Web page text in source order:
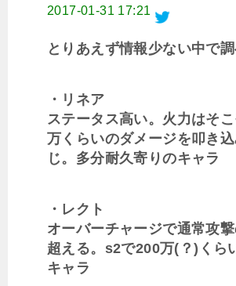
2017-01-31 17:21
とりあえず情報少ない中で
・リネア
ステータス高い。火力はそ
万くらいのダメージを叩き
じ。多分耐久寄りのキャラ
・レクト
オーバーチャージで通常攻
超える。s2で200万(？)くら
キャラ